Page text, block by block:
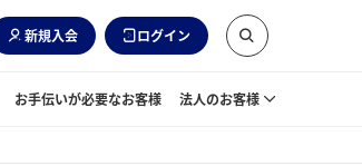
新規入会 ログイン
お手伝いが必要なお客様 法人のお客様